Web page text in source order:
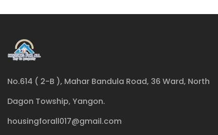
No.614 ( 2-B ), Mahar Bandula Road, 36 Ward, North
Dagon Towship, Yangon.
housingforall017@gmail.com